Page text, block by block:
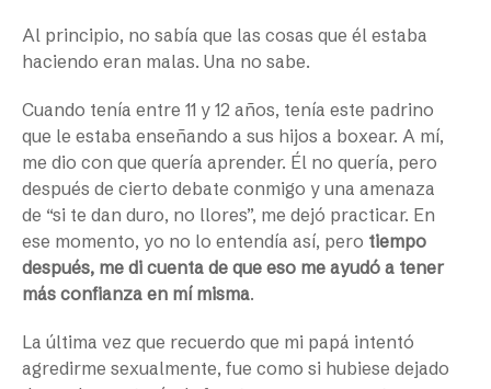
Al principio, no sabía que las cosas que él estaba
haciendo eran malas. Una no sabe.
Cuando tenía entre 11 y 12 años, tenía este padrino
que le estaba enseñando a sus hijos a boxear. A mí,
me dio con que quería aprender. Él no quería, pero
después de cierto debate conmigo y una amenaza
de “si te dan duro, no llores”, me dejó practicar. En
ese momento, yo no lo entendía así, pero tiempo
después, me di cuenta de que eso me ayudó a tener
más confianza en mí misma.
La última vez que recuerdo que mi papá intentó
agredirme sexualmente, fue como si hubiese dejado